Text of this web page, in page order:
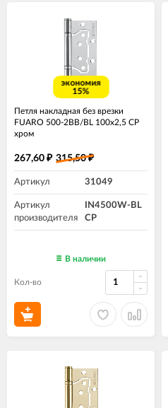
экономия
15%
Петля накладная без врезки
FUARO 500-2BB/BL 100x2,5 CP
хром
267,60 ₽ 315,50₽
Артикул 31049
Артикул
производителя
IN4500W-BL
CP
В наличии
Кол-во